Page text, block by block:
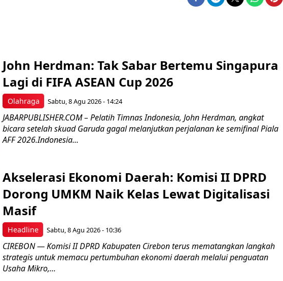
Olahraga
John Herdman: Tak Sabar Bertemu Singapura
Lagi di FIFA ASEAN Cup 2026
Sabtu, 8 Agu 2026 - 14:24
JABARPUBLISHER.COM – Pelatih Timnas Indonesia, John Herdman, angkat
bicara setelah skuad Garuda gagal melanjutkan perjalanan ke semifinal Piala
AFF 2026.Indonesia...
Headline
Akselerasi Ekonomi Daerah: Komisi II DPRD
Dorong UMKM Naik Kelas Lewat Digitalisasi
Masif
Sabtu, 8 Agu 2026 - 10:36
CIREBON — Komisi II DPRD Kabupaten Cirebon terus mematangkan langkah
strategis untuk memacu pertumbuhan ekonomi daerah melalui penguatan
Usaha Mikro,...